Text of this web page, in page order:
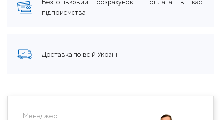
Безготівковий розрахунок і оплата в касі
підприємства
Доставка по всій Україні
Менеджер